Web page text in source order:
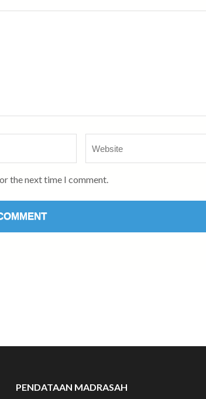
the next time I comment.
PENDATAAN MADRASAH